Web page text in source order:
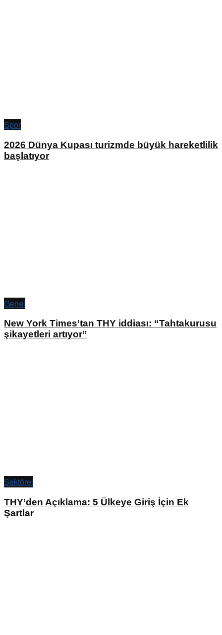
Spor
2026 Dünya Kupası turizmde büyük hareketlilik
başlatıyor
Genel
New York Times’tan THY iddiası: “Tahtakurusu
şikayetleri artıyor”
Sektörel
THY’den Açıklama: 5 Ülkeye Giriş İçin Ek
Şartlar